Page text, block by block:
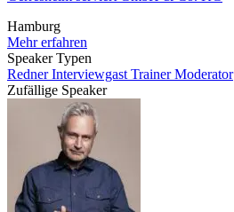
Hamburg
Mehr erfahren
Speaker Typen
RednerInterviewgast TrainerModerator
Zufällige Speaker